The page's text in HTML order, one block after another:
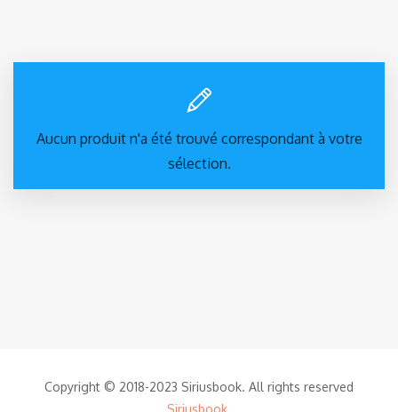
Aucun produit n'a été trouvé correspondant à votre
sélection.
Copyright © 2018-2023 Siriusbook. All rights reserved
Siriusbook